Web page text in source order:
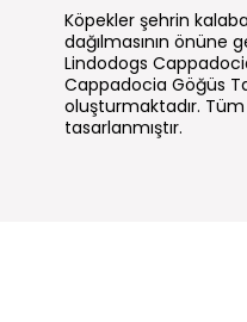
Köpekler şehrin
dağılmasının
Lindodogs
Cappadocia Göğüs
oluşturmaktadır.
tasarlanmıştır.